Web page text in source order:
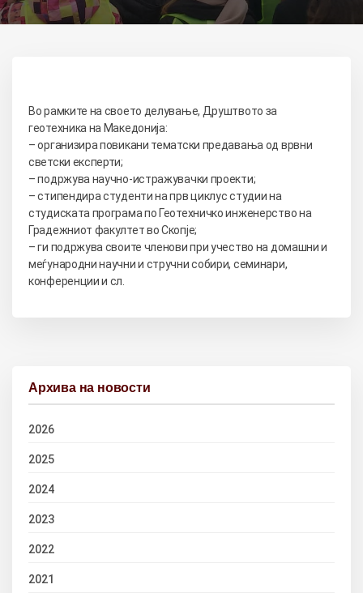
Во рамките на своето делување, Друштвото за
геотехника на Македонија:
– организира повикани тематски предавања од врвни
светски експерти;
– подржува научно-истражувачки проекти;
– стипендира студенти на прв циклус студии на
студиската програма по Геотехничко инженерство на
Градежниот факултет во Скопје;
– ги подржува своите членови при учество на домашни и
меѓународни научни и стручни собири, семинари,
конференции и сл.
Архива на новости
2026
2025
2024
2023
2022
2021